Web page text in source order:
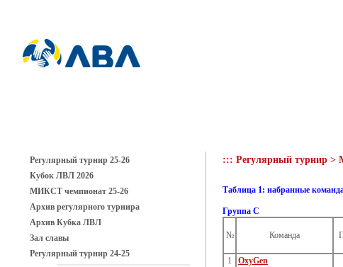
Регулярный турнир 25-26
Кубок ЛВЛ 2026
МИКСТ чемпионат 25-26
Архив регулярного турнира
Архив Кубка ЛВЛ
Зал славы
Регулярный турнир 24-25
::: Регулярный турнир >
Таблица 1: набранные
Группа C
№ Команда
1 OxyGen